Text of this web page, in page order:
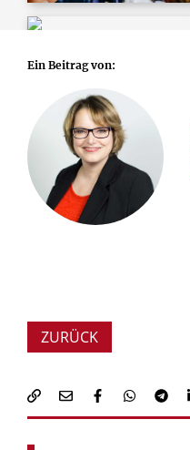
Ein Beitrag von:
ZURÜCK